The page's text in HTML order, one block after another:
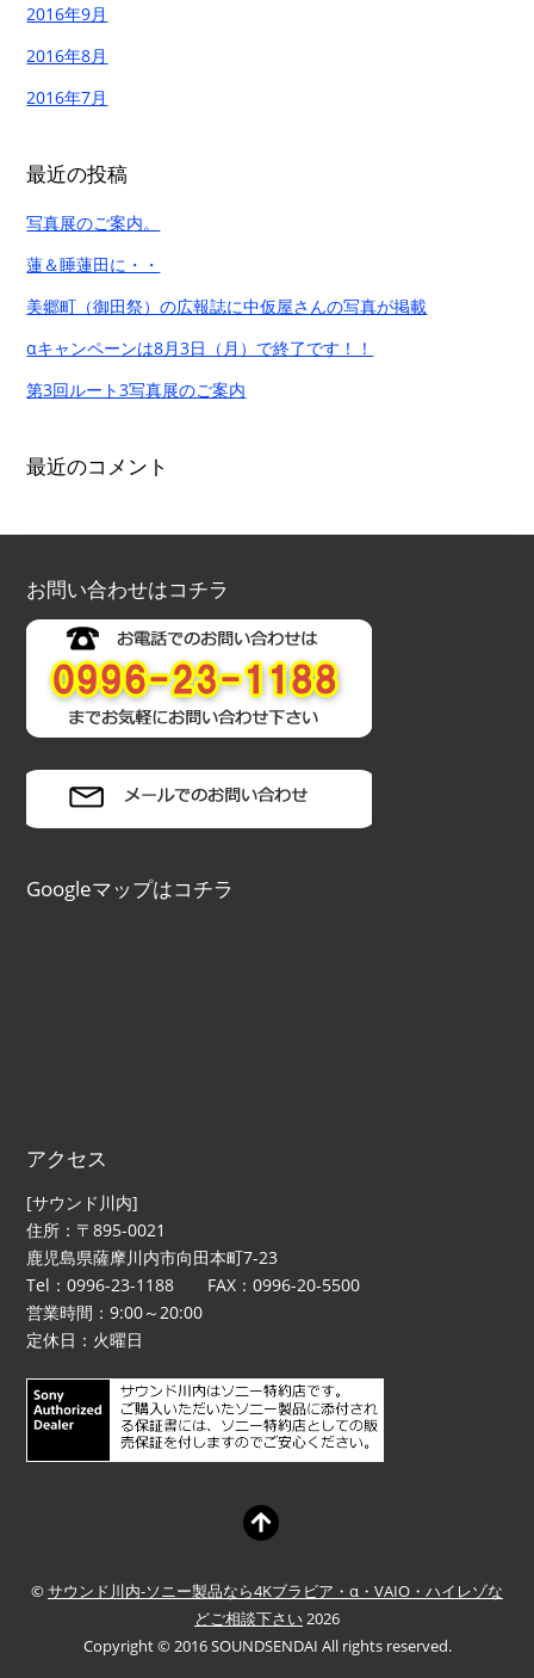
2016年9月
2016年8月
2016年7月
最近の投稿
写真展のご案内。
蓮＆睡蓮田に・・
美郷町（御田祭）の広報誌に中仮屋さんの写真が掲載
αキャンペーンは8月3日（月）で終了です！！
第3回ルート3写真展のご案内
最近のコメント
お問い合わせはコチラ
Googleマップはコチラ
アクセス
[サウンド川内]
住所：〒895-0021
鹿児島県薩摩川内市向田本町7-23
Tel：0996-23-1188 FAX：0996-20-5500
営業時間：9:00～20:00
定休日：火曜日
©サウンド川内-ソニー製品なら4Kブラビア・α・VAIO・ハイレゾな
どご相談下さい2026
Copyright © 2016 SOUNDSENDAI All rights reserved.